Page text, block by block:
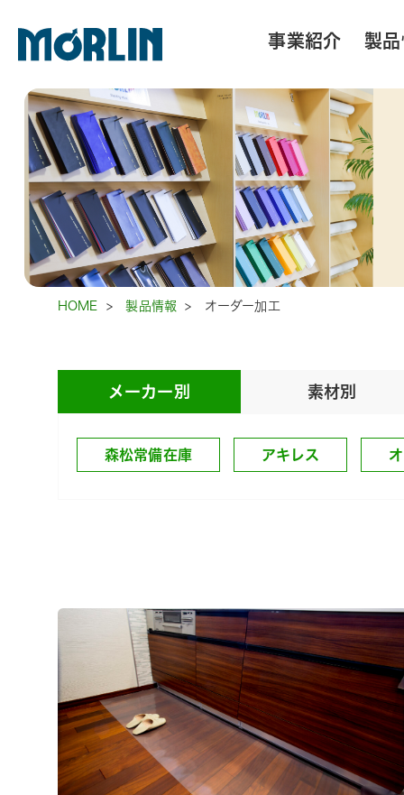
事業紹介 製
HOME > 製品情報 > オーダー加工
メーカー別 素材別
森松常備在庫 アキレス